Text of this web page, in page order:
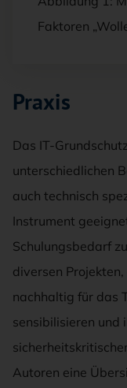
Faktoren
Praxis
Das IT-
unterschiedlichen
auch technisch
Instrument
Schulungsbedarf
diversen
nachhaltig für das
sensibilisieren und
Autoren eine